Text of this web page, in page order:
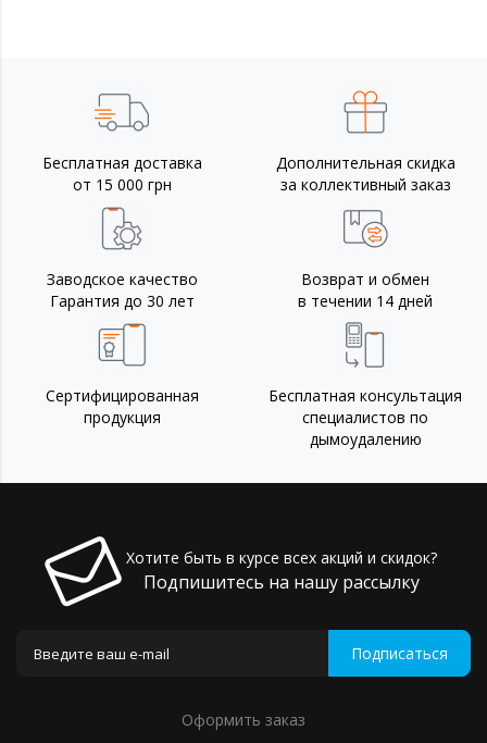
Бесплатная доставка
от 15 000 грн
Дополнительная скидка
за коллективный заказ
Заводское качество
Гарантия до 30 лет
Возврат и обмен
в течении 14 дней
Сертифицированная
продукция
Бесплатная консультация
специалистов по
дымоудалению
Хотите быть в курсе всех акций и скидок?
Подпишитесь на нашу рассылку
Подписаться
Оформить заказ